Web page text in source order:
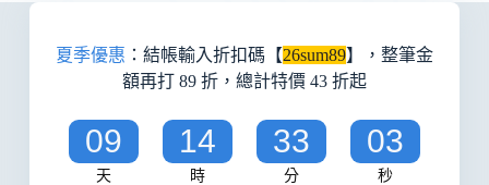
夏季優惠 ：結帳輸入折扣碼【26sum89】，整筆金
額再打 89 折，總計特價 43 折起
09
天
14
時
33
分
02
秒